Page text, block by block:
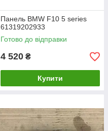
Панель BMW F10 5 series
61319202933
Готово до відправки
4 520 ₴
Купити